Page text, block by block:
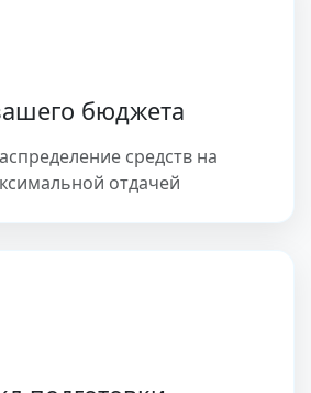
бюджета
средств на
отдачей